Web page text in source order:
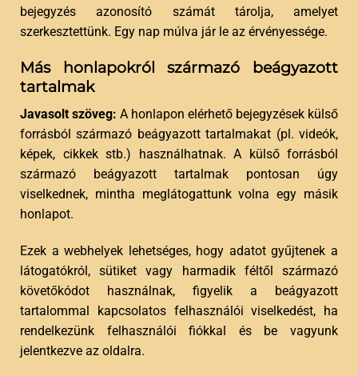
bejegyzés azonosító számát tárolja, amelyet
szerkesztettünk. Egy nap múlva jár le az érvényessége.
Más honlapokról származó beágyazott
tartalmak
Javasolt szöveg: A honlapon elérhető bejegyzések külső
forrásból származó beágyazott tartalmakat (pl. videók,
képek, cikkek stb.) használhatnak. A külső forrásból
származó beágyazott tartalmak pontosan úgy
viselkednek, mintha meglátogattunk volna egy másik
honlapot.
Ezek a webhelyek lehetséges, hogy adatot gyűjtenek a
látogatókról, sütiket vagy harmadik féltől származó
követőkódot használnak, figyelik a beágyazott
tartalommal kapcsolatos felhasználói viselkedést, ha
rendelkezünk felhasználói fiókkal és be vagyunk
jelentkezve az oldalra.